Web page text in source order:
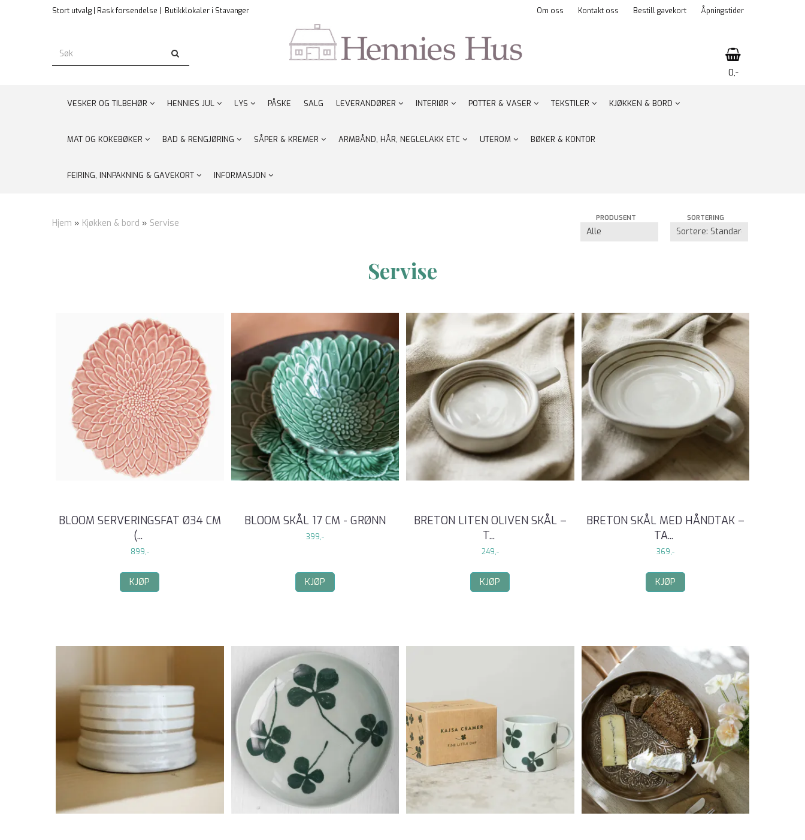
Stort utvalg | Rask forsendelse | Butikklokaler i Stavanger Om oss Kontakt oss Bestill gavekort Åpningstider
0,-
VESKER OG TILBEHØR HENNIES JUL LYS PÅSKE SALG LEVERANDØRER INTERIØR POTTER & VASER TEKSTILER KJØKKEN & BORD
MAT OG KOKEBØKER BAD & RENGJØRING SÅPER & KREMER ARMBÅND, HÅR, NEGLELAKK ETC UTEROM BØKER & KONTOR
FEIRING, INNPAKNING & GAVEKORT INFORMASJON
Hjem » Kjøkken & bord » Servise PRODUSENT SORTERING
Servise
BLOOM SERVERINGSFAT Ø34 CM
(...
899,-
KJØP
BLOOM SKÅL 17 CM - GRØNN
399,-
KJØP
BRETON LITEN OLIVEN SKÅL –
T...
249,-
KJØP
BRETON SKÅL MED HÅNDTAK –
TA...
369,-
KJØP